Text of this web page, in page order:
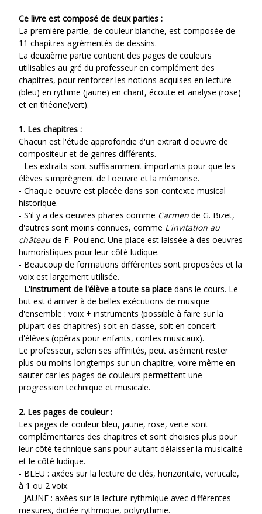
Ce livre est composé de deux parties :
La première partie, de couleur blanche, est composée de
11 chapitres agrémentés de dessins.
La deuxième partie contient des pages de couleurs
utilisables au gré du professeur en complément des
chapitres, pour renforcer les notions acquises en lecture
(bleu) en rythme (jaune) en chant, écoute et analyse (rose)
et en théorie(vert).
1. Les chapitres :
Chacun est l'étude approfondie d'un extrait d'oeuvre de
compositeur et de genres différents.
- Les extraits sont suffisamment importants pour que les
élèves s'imprègnent de l'oeuvre et la mémorise.
- Chaque oeuvre est placée dans son contexte musical
historique.
- S'il y a des oeuvres phares comme Carmen de G. Bizet,
d'autres sont moins connues, comme L'invitation au
châteaude F. Poulenc. Une place est laissée à des oeuvres
humoristiques pour leur côté ludique.
- Beaucoup de formations différentes sont proposées et la
voix est largement utilisée.
- L'instrument de l'élève a toute sa place dans le cours. Le
but est d'arriver à de belles exécutions de musique
d'ensemble : voix + instruments (possible à faire sur la
plupart des chapitres) soit en classe, soit en concert
d'élèves (opéras pour enfants, contes musicaux).
Le professeur, selon ses affinités, peut aisément rester
plus ou moins longtemps sur un chapitre, voire même en
sauter car les pages de couleurs permettent une
progression technique et musicale.
2. Les pages de couleur :
Les pages de couleur bleu, jaune, rose, verte sont
complémentaires des chapitres et sont choisies plus pour
leur côté technique sans pour autant délaisser la musicalité
et le côté ludique.
- BLEU : axées sur la lecture de clés, horizontale, verticale,
à 1 ou 2 voix.
- JAUNE : axées sur la lecture rythmique avec différentes
mesures, dictée rythmique, polyrythmie.